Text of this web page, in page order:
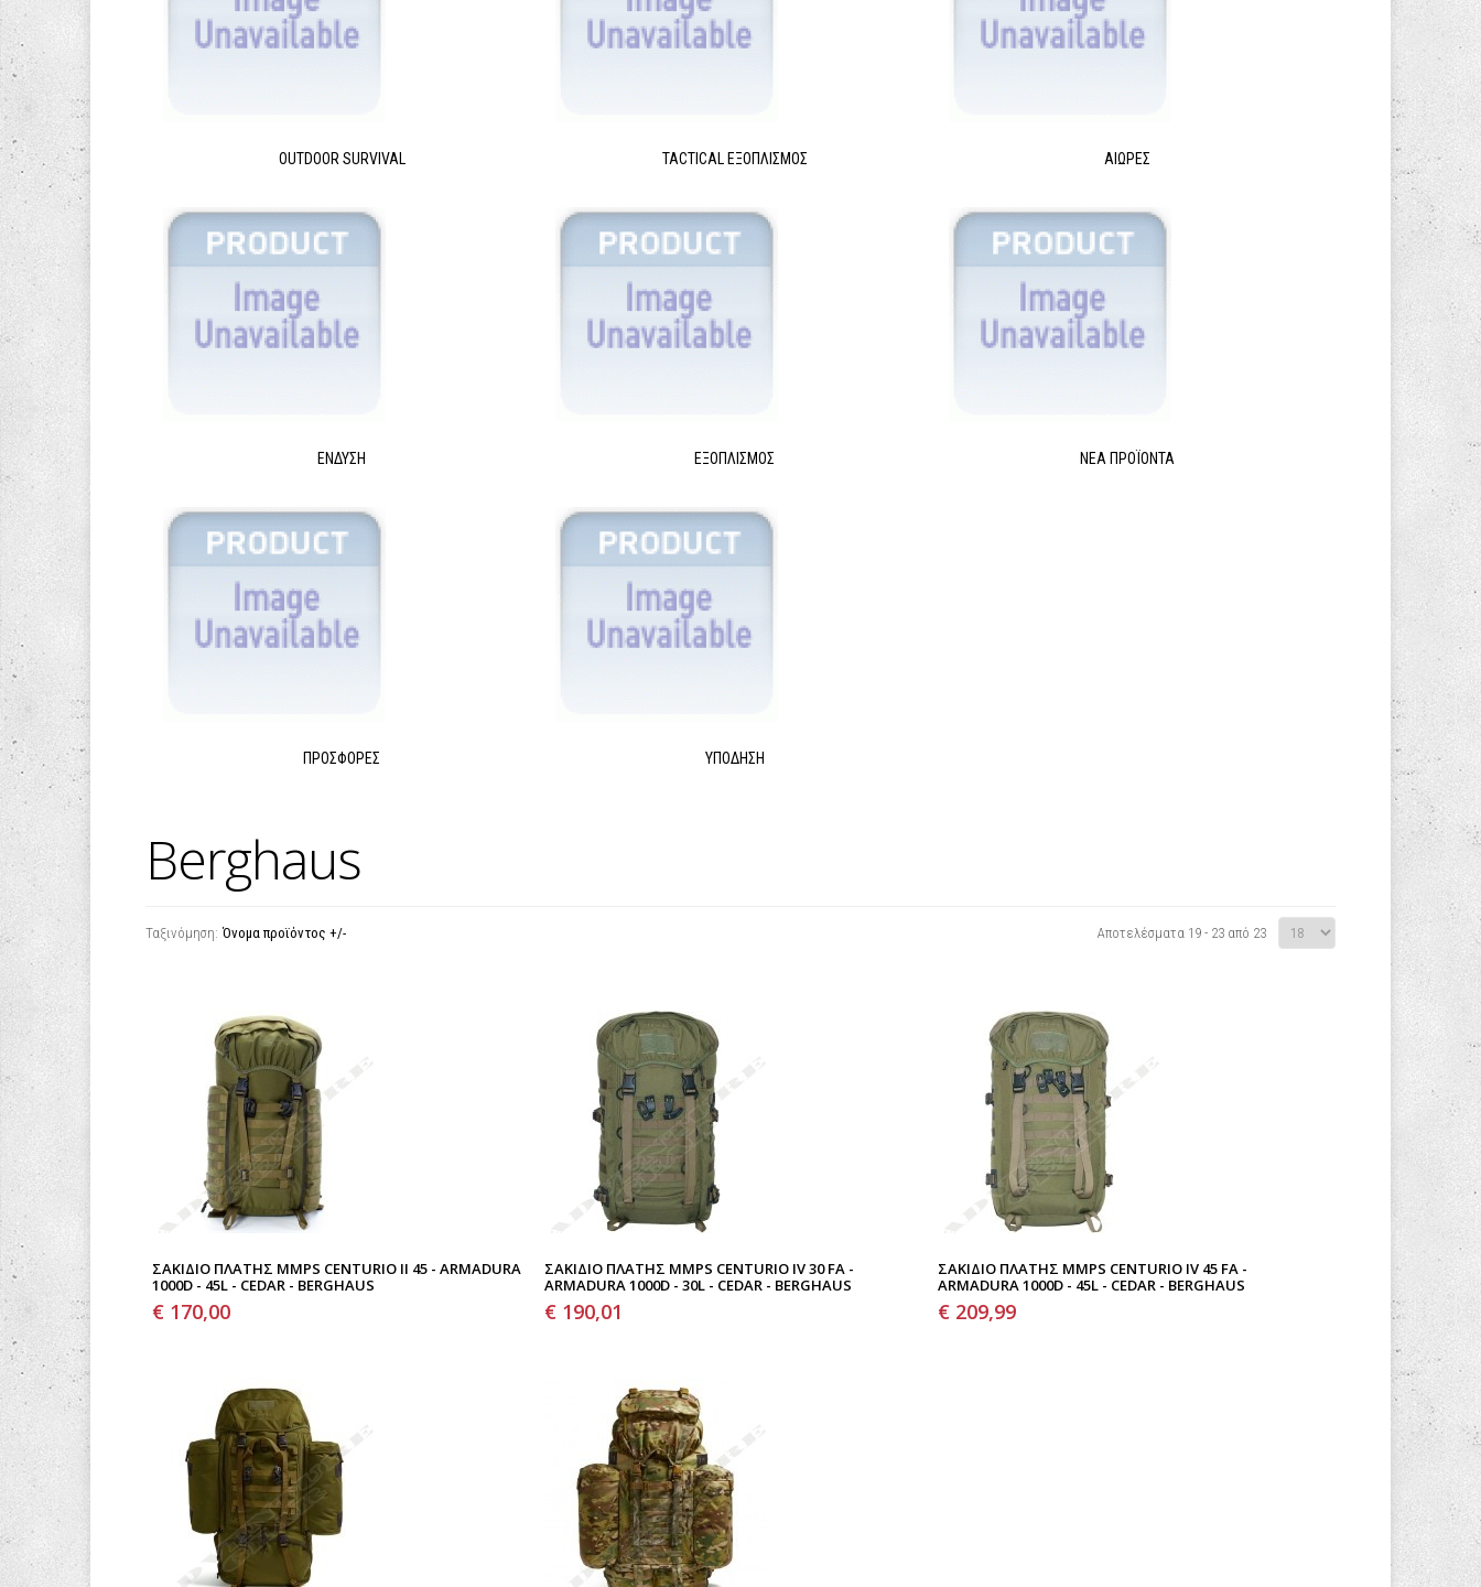
OUTDOOR SURVIVAL TACTICAL ΕΞΟΠΛΙΣΜΌΣ ΑΙΩΡΕΣ
ΈΝΔΥΣΗ ΕΞΟΠΛΙΣΜΌΣ ΝΈΑ ΠΡΟΪΌΝΤΑ
ΠΡΟΣΦΟΡΈΣ ΥΠΌΔΗΣΗ
Berghaus
Ταξινόμηση: Όνομα προϊόντος +/- Αποτελέσματα 19 - 23 από 23
ΣΑΚΊΔΙΟ ΠΛΆΤΗΣ MMPS CENTURIO II 45 - ARMADURA
1000D - 45L - CEDAR - BERGHAUS
€ 170,00
ΣΑΚΊΔΙΟ ΠΛΆΤΗΣ MMPS CENTURIO IV 30 FA -
ARMADURA 1000D - 30L - CEDAR - BERGHAUS
€ 190,01
ΣΑΚΊΔΙΟ ΠΛΆΤΗΣ MMPS CENTURIO IV 45 FA -
ARMADURA 1000D - 45L - CEDAR - BERGHAUS
€ 209,99